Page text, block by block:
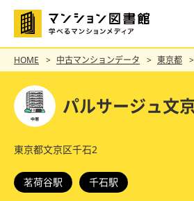
HOME 中古マンションデータ 東京都
パルサージュ文
東京都文京区千石2
茗荷谷駅 千石駅